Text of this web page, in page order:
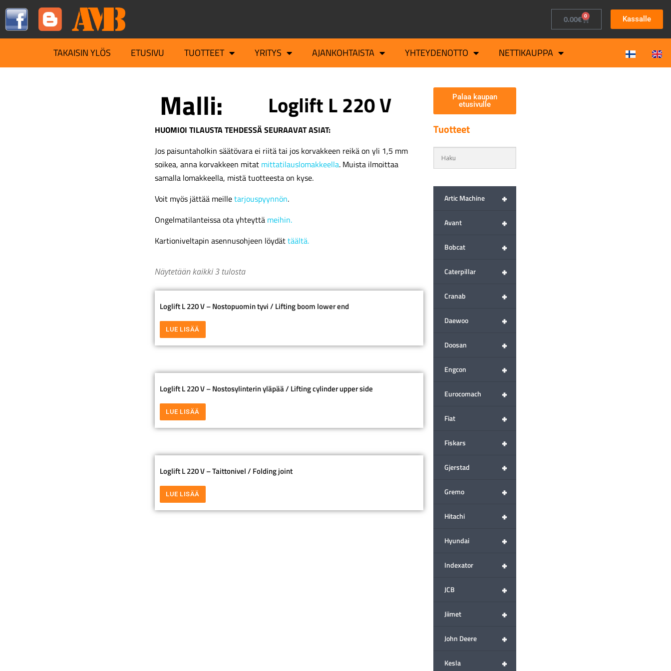
0.00€ 0 Kassalle
TAKAISIN YLÖS ETUSIVU TUOTTEET YRITYS AJANKOHTAISTA YHTEYDENOTTO NETTIKAUPPA
Malli: Loglift L 220 V
HUOMIOI TILAUSTA TEHDESSÄ SEURAAVAT ASIAT:
Jos paisuntaholkin säätövara ei riitä tai jos korvakkeen reikä on yli 1,5 mm
soikea, anna korvakkeen mitat mittatilauslomakkeella. Muista ilmoittaa
samalla lomakkeella, mistä tuotteesta on kyse.
Voit myös jättää meilletarjouspyynnön.
Ongelmatilanteissa ota yhteyttä meihin.
Kartioniveltapin asennusohjeen löydättäältä.
Näytetään kaikki 3 tulosta
Loglift L 220 V – Nostopuomin tyvi / Lifting boom lower end
LUE LISÄÄ
Loglift L 220 V – Nostosylinterin yläpää / Lifting cylinder upper side
LUE LISÄÄ
Loglift L 220 V – Taittonivel / Folding joint
LUE LISÄÄ
Palaa kaupan
etusivulle
Tuotteet
+
Artic Machine
+
Avant
+
Bobcat
+
Caterpillar
+
Cranab
+
Daewoo
+
Doosan
+
Engcon
+
Eurocomach
+
Fiat
+
Fiskars
+
Gjerstad
+
Gremo
+
Hitachi
+
Hyundai
+
Indexator
+
JCB
+
Jiimet
+
John Deere
+
Kesla